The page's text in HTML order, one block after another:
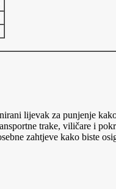
lijevak za punjenje
trake, viličare i
zahtjeve kako biste